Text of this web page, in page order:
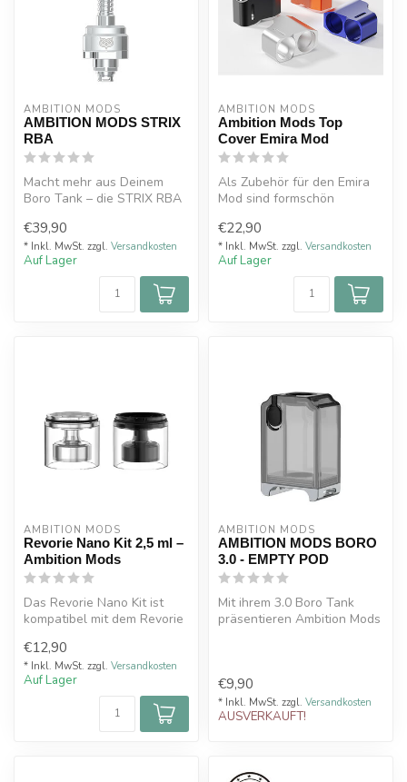
AMBITION MODS
AMBITION MODS STRIX
RBA
Macht mehr aus Deinem
Boro Tank – die STRIX RBA
Kili...
€39,90
* Inkl. MwSt. zzgl. Versandkosten
Auf Lager
AMBITION MODS
Ambition Mods Top
Cover Emira Mod
Als Zubehör für den Emira
Mod sind formschön
verschied...
€22,90
* Inkl. MwSt. zzgl. Versandkosten
Auf Lager
AMBITION MODS
Revorie Nano Kit 2,5 ml –
Ambition Mods
Das Revorie Nano Kit ist
kompatibel mit dem Revorie
2,5 ml Fassungsvermöge...
€12,90
* Inkl. MwSt. zzgl. Versandkosten
Auf Lager
AMBITION MODS
AMBITION MODS BORO
3.0 - EMPTY POD
Mit ihrem 3.0 Boro Tank
präsentieren Ambition Mods
€9,90
* Inkl. MwSt. zzgl. Versandkosten
AUSVERKAUFT!